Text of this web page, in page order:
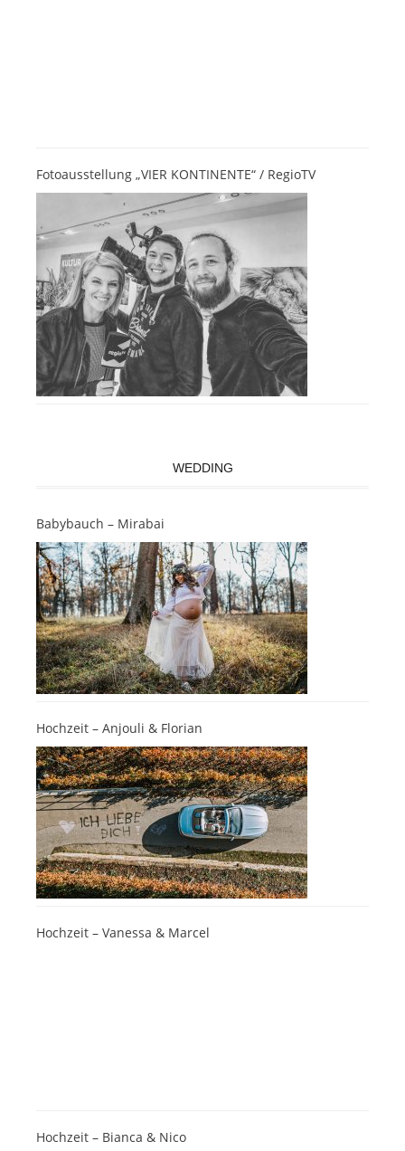
Fotoausstellung „VIER KONTINENTE“ / RegioTV
WEDDING
Babybauch – Mirabai
Hochzeit – Anjouli & Florian
Hochzeit – Vanessa & Marcel
Hochzeit – Bianca & Nico